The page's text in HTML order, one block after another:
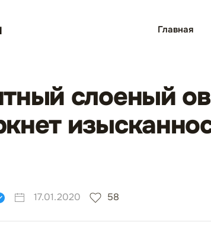
Главная
слоеный
17.01.2020 58